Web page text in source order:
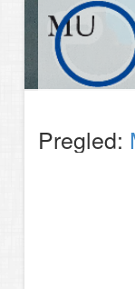
Pregled: